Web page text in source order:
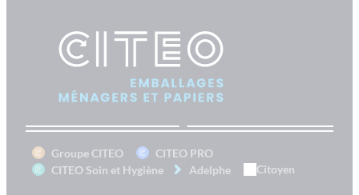
Groupe CITEO
CITEO PRO
CITEO Soin et Hygiène
Adelphe Citoyen